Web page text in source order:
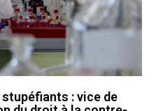
: vice de